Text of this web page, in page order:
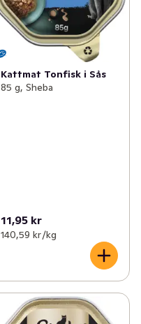
Kattmat Tonfisk i Sås
85 g, Sheba
11,95 kr
140,59 kr /kg